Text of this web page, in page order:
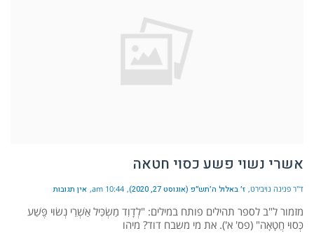
אשרי נשוי פשע כסוי חטאה
ד"ר פנינה נויבירט ז׳ באלול ה׳תש״פ (אוגוסט 27, 2020) 10:44 am אין תגובות
מזמור ל"ב לספר תהילים פותח במילים: "לְדָוִד מַשְׂכִּיל אַשְׁרֵי נְשׂוּי פֶּשַׁע
כְּסוּי חֲטָאָה" (פס' א'). את מי משבח דוד? מיהו